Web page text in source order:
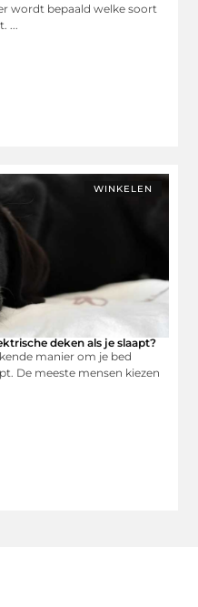
wordt bepaald welke soort
WINKELEN
deken als je slaapt?
manier om je bed
De meeste mensen kiezen